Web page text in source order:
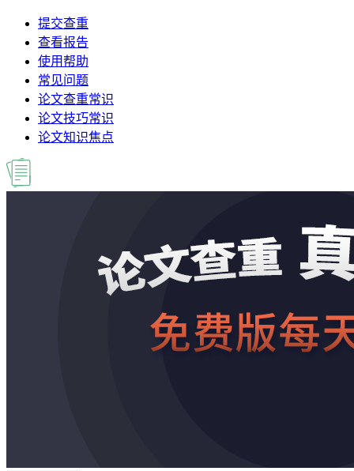
提交查重
查看报告
使用帮助
常见问题
论文查重常识
论文技巧常识
论文知识焦点